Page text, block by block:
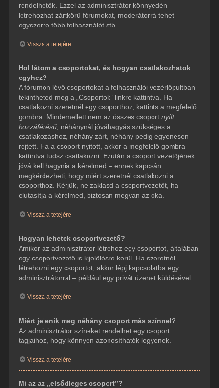
rendelhetők. Ezzel az adminisztrátor könnyedén
létrehozhat zártkörű fórumokat, moderátorrá tehet
egyszerre több felhasználót stb.
Vissza a tetejére
Hol látom a csoportokat, és hogyan csatlakozhatok
egyhez?
A fórumon lévő csoportokat a felhasználói vezérlőpultban
tekintheted meg a „Csoportok” linkre kattintva. Ha
csatlakozni szeretnél egy csoporthoz, kattints a megfelelő
gombra. Mindemellett nem az összes csoport nyílt
hozzáférésű, néhánynál jóváhagyás szükséges a
csatlakozáshoz, néhány zárt, néhány pedig egyenesen
rejtett. Ha a csoport nyitott, akkor a megfelelő gombra
kattintva tudsz csatlakozni. Ezután a csoport vezetőjének
jóvá kell hagynia a kérelmed – ennek kapcsán
megkérdezheti, hogy miért szeretnél csatlakozni a
csoporthoz. Kérjük, ne zaklasd a csoportvezetőt, ha
elutasítja a kérelmed, biztosan megvan az oka.
Vissza a tetejére
Hogyan lehetek csoportvezető?
Amikor az adminisztrátor létrehoz egy csoportot, általában
egy csoportvezető is kijelölésre kerül. Ha szeretnél
létrehozni egy csoportot, akkor lépj kapcsolatba egy
adminisztrátorral – például egy privát üzenet küldésével.
Vissza a tetejére
Miért jelenik meg néhány csoport más színnel?
Az adminisztrátor színeket rendelhet egy csoport
tagjaihoz, hogy könnyen azonosíthatók legyenek.
Vissza a tetejére
Mi az az „elsődleges csoport”?